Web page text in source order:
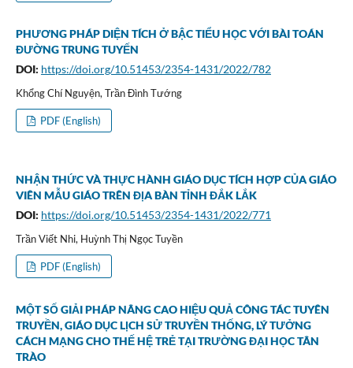
PHƯƠNG PHÁP DIỆN TÍCH Ở BẬC TIỂU HỌC VỚI BÀI TOÁN
ĐƯỜNG TRUNG TUYẾN
DOI: https://doi.org/10.51453/2354-1431/2022/782
Khổng Chí Nguyện, Trần Đình Tướng
PDF (English)
NHẬN THỨC VÀ THỰC HÀNH GIÁO DỤC TÍCH HỢP CỦA GIÁO
VIÊN MẪU GIÁO TRÊN ĐỊA BÀN TỈNH ĐẮK LẮK
DOI: https://doi.org/10.51453/2354-1431/2022/771
Trần Viết Nhi, Huỳnh Thị Ngọc Tuyền
PDF (English)
MỘT SỐ GIẢI PHÁP NÂNG CAO HIỆU QUẢ CÔNG TÁC TUYÊN
TRUYỀN, GIÁO DỤC LỊCH SỬ TRUYỀN THỐNG, LÝ TƯỞNG
CÁCH MẠNG CHO THẾ HỆ TRẺ TẠI TRƯỜNG ĐẠI HỌC TÂN
TRÀO